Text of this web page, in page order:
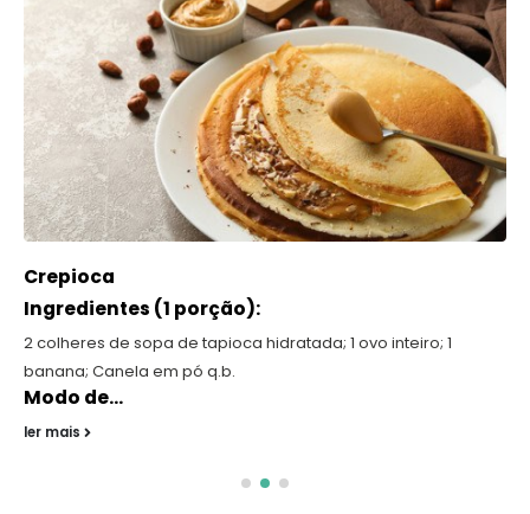
Crepioca
Ingredientes (1 porção):
2 colheres de sopa de tapioca hidratada; 1 ovo inteiro; 1
banana; Canela em pó q.b.
Modo de...
ler mais